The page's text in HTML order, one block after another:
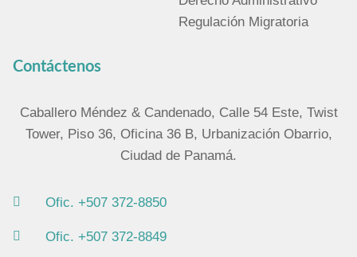
Regulación Migratoria
Contáctenos
Caballero Méndez & Candenado, Calle 54 Este, Twist
Tower, Piso 36, Oficina 36 B, Urbanización Obarrio,
Ciudad de Panamá.
Ofic. +507 372-8850
Ofic. +507 372-8849